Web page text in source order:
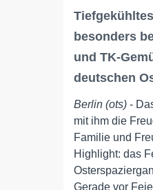
besonders
und TK-
deutschen
Berlin (ots) -
mit ihm die
Familie und
Highlight: das
Gerade vor